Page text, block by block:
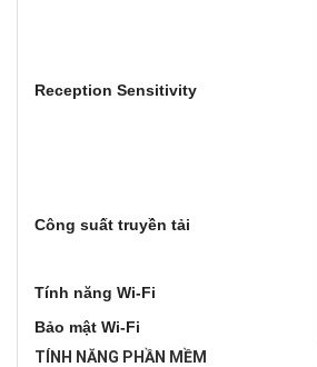
Reception Sensitivity
Công suất truyền tải
Tính năng Wi-Fi
Bảo mật Wi-Fi
TÍNH NĂNG PHẦN MỀM